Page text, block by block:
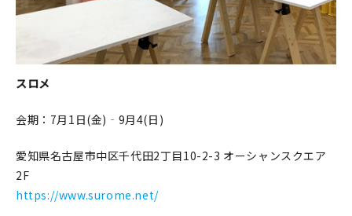
スロメ
会期：7月1日(金)‐9月4(日)
愛知県名古屋市中区千代田2丁目10-2-3 オーシャンスクエア
2F
https://www.surome.net/